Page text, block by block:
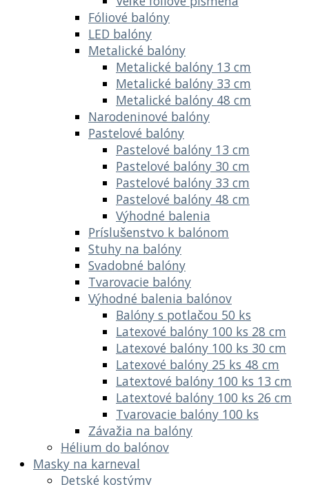
Fóliové balóny
LED balóny
Metalické balóny
Metalické balóny 13 cm
Metalické balóny 33 cm
Metalické balóny 48 cm
Narodeninové balóny
Pastelové balóny
Pastelové balóny 13 cm
Pastelové balóny 30 cm
Pastelové balóny 33 cm
Pastelové balóny 48 cm
Výhodné balenia
Príslušenstvo k balónom
Stuhy na balóny
Svadobné balóny
Tvarovacie balóny
Výhodné balenia balónov
Balóny s potlačou 50 ks
Latexové balóny 100 ks 28 cm
Latexové balóny 100 ks 30 cm
Latexové balóny 25 ks 48 cm
Latextové balóny 100 ks 13 cm
Latextové balóny 100 ks 26 cm
Tvarovacie balóny 100 ks
Závažia na balóny
Hélium do balónov
Masky na karneval
Detské kostýmy